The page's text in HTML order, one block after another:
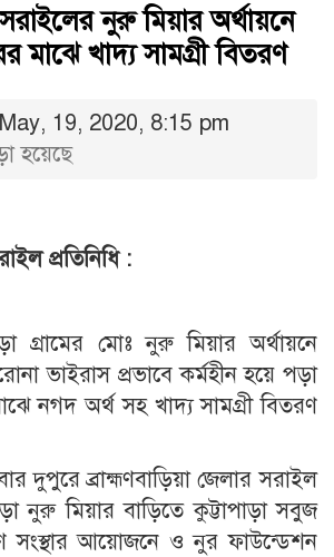
সরাইলের নুরু মিয়ার অর্থায়নে
মাঝে খাদ্য সামগ্রী বিতরণ
May, 19, 2020, 8:15 pm
হয়েছে
প্রতিনিধি :
গ্রামের মোঃ নুরু মিয়ার অর্থায়নে
ভাইরাস প্রভাবে কর্মহীন হয়ে পড়া
নগদ অর্থ সহ খাদ্য সামগ্রী বিতরণ
দুপুরে ব্রাহ্মণবাড়িয়া জেলার সরাইল
নুরু মিয়ার বাড়িতে কুট্টাপাড়া সবুজ
সংস্থার আয়োজনে ও নুর ফাউন্ডেশন